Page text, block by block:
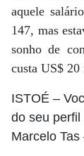
aquele
147, mas
sonho de
custa US$ 20
ISTOÉ –
do seu
Marcelo Tas